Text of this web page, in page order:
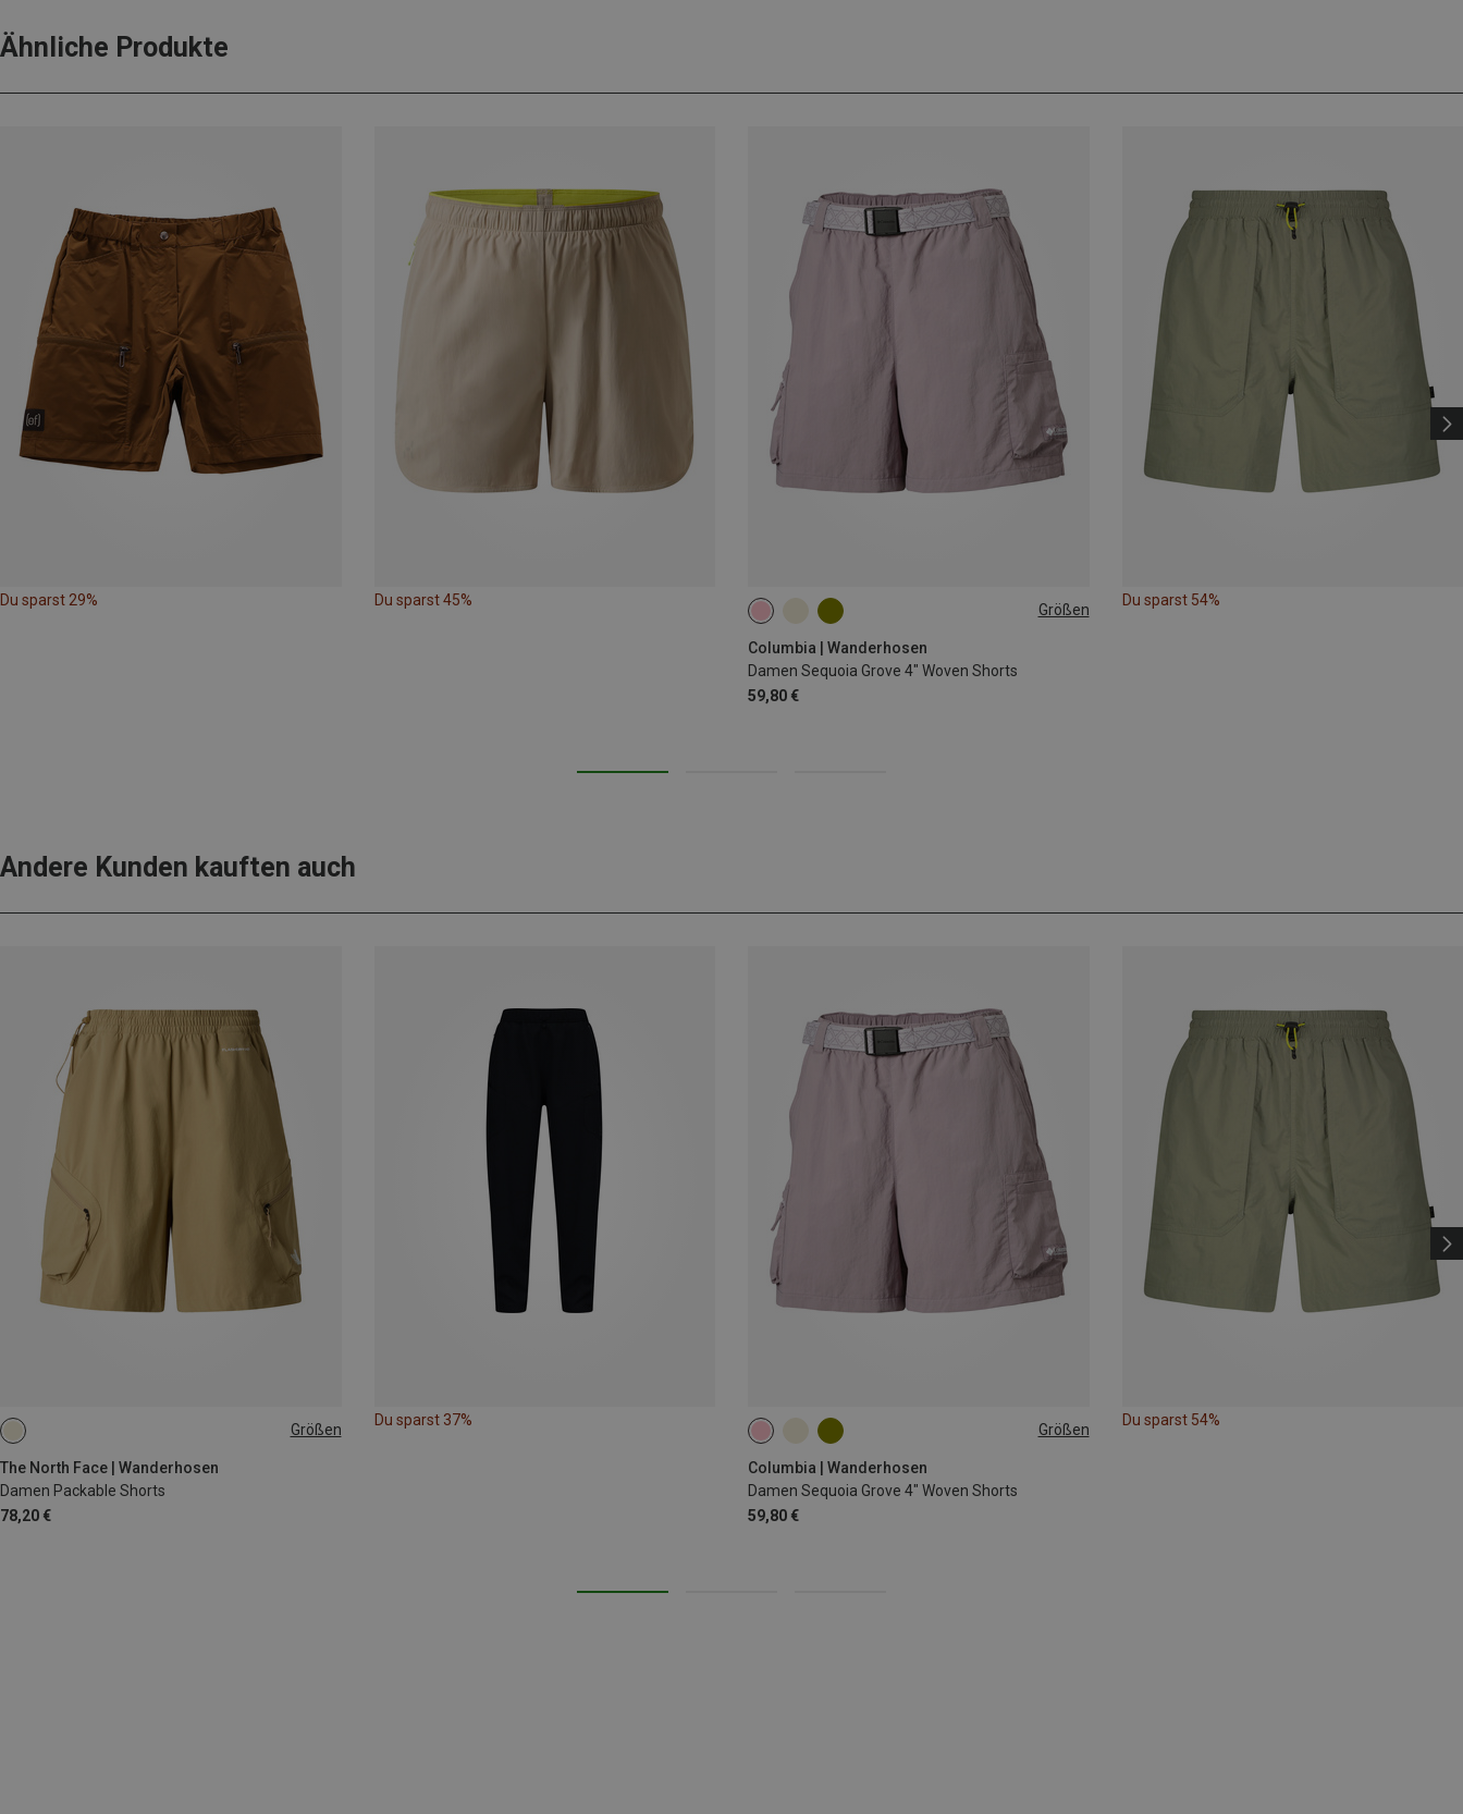
Ähnliche Produkte
Du sparst 29% Du sparst 45%
Größen
Columbia | Wanderhosen
Damen Sequoia Grove 4" Woven Shorts
59,80 €
XS XL
Du sparst 54%
Andere Kunden kauften auch
Größen
The North Face | Wanderhosen
Damen Packable Shorts
78,20 €
M
Du sparst 37%
Größen
Columbia | Wanderhosen
Damen Sequoia Grove 4" Woven Shorts
59,80 €
XS XL
Du sparst 54%